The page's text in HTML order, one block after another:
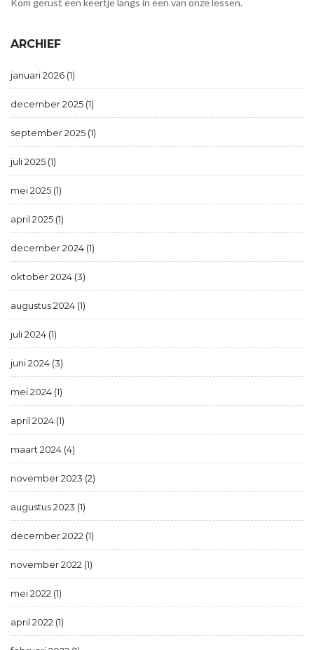
Kom gerust een keertje langs in een van onze lessen.
ARCHIEF
januari 2026 (1)
december 2025 (1)
september 2025 (1)
juli 2025 (1)
mei 2025 (1)
april 2025 (1)
december 2024 (1)
oktober 2024 (3)
augustus 2024 (1)
juli 2024 (1)
juni 2024 (3)
mei 2024 (1)
april 2024 (1)
maart 2024 (4)
november 2023 (2)
augustus 2023 (1)
december 2022 (1)
november 2022 (1)
mei 2022 (1)
april 2022 (1)